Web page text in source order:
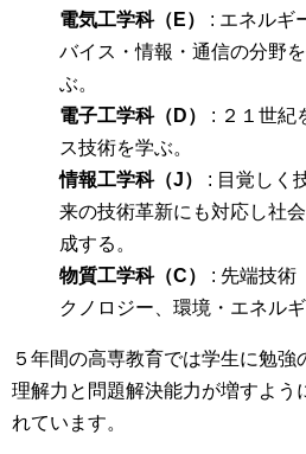
電気工学科（E）
: エネルギ
バイス・情報・通信の分野
ぶ。
電子工学科（D）
: ２１世紀
ス技術を学ぶ。
情報工学科（J）
: 目覚しく
来の技術革新にも対応し社
成する。
物質工学科（C）
: 先端技術
クノロジー、環境・エネルギ
５年間の高専教育では学生に勉強
理解力と問題解決能力が増すよう
れています。